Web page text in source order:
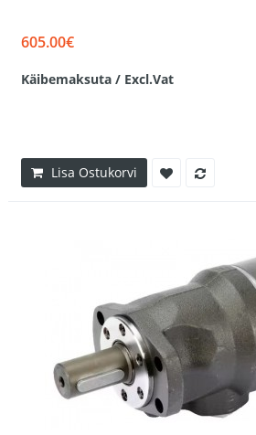
605.00€
Käibemaksuta / Excl.Vat
Lisa Ostukorvi